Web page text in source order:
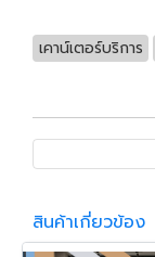
เคาน์เตอร์บริการ
สินค้าเกี่ยวข้อง